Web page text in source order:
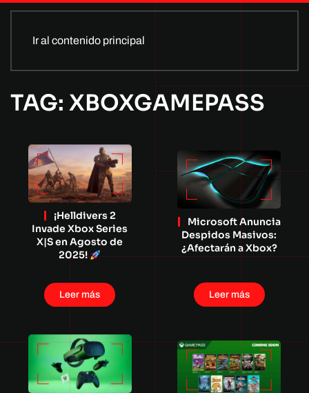
Ir al contenido principal
TAG: XBOXGAMEPASS
¡Helldivers 2
Invade Xbox Series
X|S en Agosto de
2025!
Leer más
Microsoft Anuncia
Despidos Masivos:
¿Afectarán a Xbox?
Leer más